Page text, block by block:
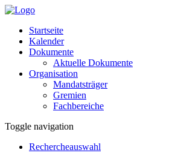
Startseite
Kalender
Dokumente
Aktuelle Dokumente
Organisation
Mandatsträger
Gremien
Fachbereiche
Toggle navigation
Rechercheauswahl